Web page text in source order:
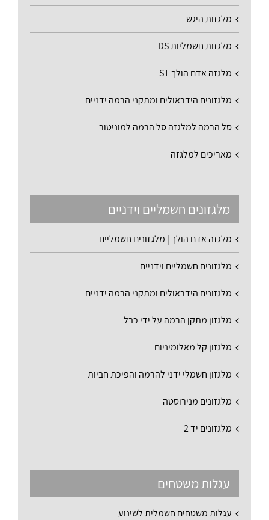
מלגזות היגש
מלגזות חשמליות DS
מלגזה אדם הולך ST
מלגזונים הידראולים ומתקני הרמה ידניים
סל הרמה למלגזה סל הרמה למוניטור
מאריכים למלגזה
מלגזונים חשמליים וידניים
מלגזה אדם הולך | מלגזונים חשמליים
מלגזונים חשמליים וידניים
מלגזונים הידראולים ומתקני הרמה ידניים
מלגזון מתקן הרמה על ידי כבל
מלגזון קל מאלומיניום
מלגזון חשמלי ידני להרמה והפיכת חביות
מלגזונים מנירוסטה
מלגזונים יד 2
עגלות משטחים
עגלות משטחים חשמלית לשינוע